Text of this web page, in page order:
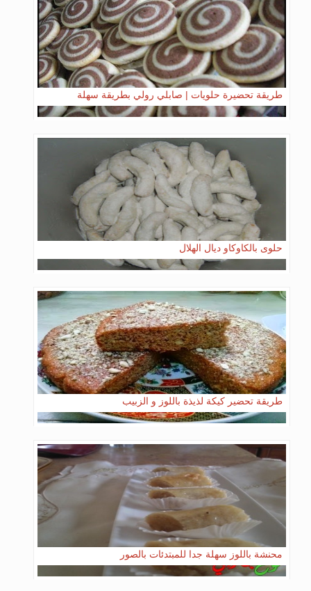
طريقة تحضيرة حلويات | صابلي رولي بطريقة سهلة
حلوى بالكاوكاو ديال الهلال
طريقة تحضير كيكة لذيذة باللوز و الزبيب
محنشة باللوز سهلة جدا للمبتدئات بالصور